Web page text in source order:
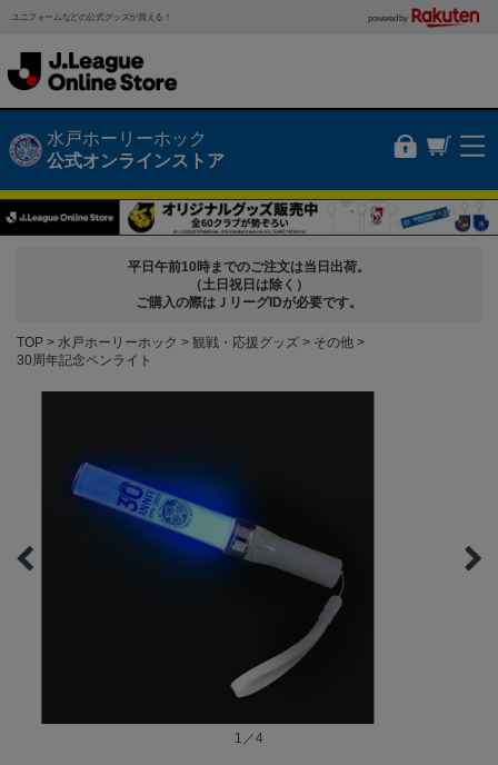
ユニフォームなどの公式グッズが買える！ powered by
水戸ホーリーホック
公式オンラインストア
平日午前10時までのご注文は当日出荷。
（土日祝日は除く）
ご購入の際はＪリーグIDが必要です。
TOP 水戸ホーリーホック 観戦・応援グッズ
その他
30周年記念ペンライト
1／4